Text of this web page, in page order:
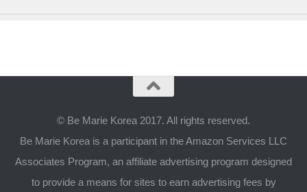
© Be Marie Korea 2017. All rights reserved.
Be Marie Korea is a participant in the Amazon Services LLC
Associates Program, an affiliate advertising program designed
to provide a means for sites to earn advertising fees by